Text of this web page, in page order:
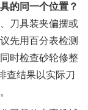
的同一个位置？
刀具装夹偏摆或
先用百分表检测
时检查砂轮修整
查结果以实际刀